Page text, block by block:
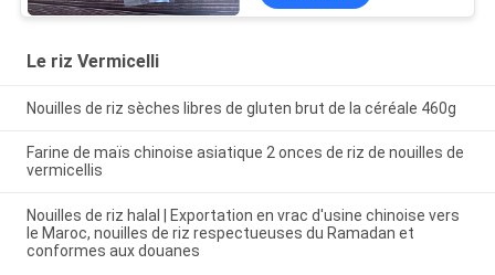
Le riz Vermicelli
Nouilles de riz sèches libres de gluten brut de la céréale 460g
Farine de maïs chinoise asiatique 2 onces de riz de nouilles de
vermicellis
Nouilles de riz halal | Exportation en vrac d'usine chinoise vers
le Maroc, nouilles de riz respectueuses du Ramadan et
conformes aux douanes